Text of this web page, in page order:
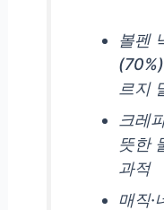
볼펜
르지
크레
뜻한
과적
매직